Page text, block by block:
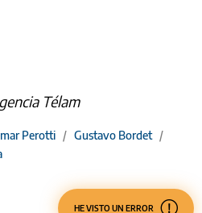
Télam
Perotti / Gustavo Bordet /
HE VISTO UN ERROR